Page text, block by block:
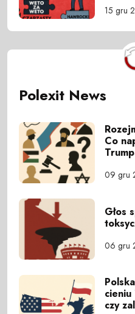
15 gru
Polexit News
Co
09 gru
Głos
06 gru
czy